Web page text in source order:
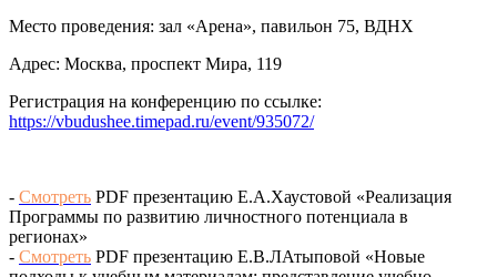
Место проведения: зал «Арена», павильон 75, ВДНХ
Адрес: Москва, проспект Мира, 119
Регистрация на конференцию по ссылке:
https://vbudushee.timepad.ru/event/935072/
- Смотреть PDF презентацию Е.А.Хаустовой «Реализация
Программы по развитию личностного потенциала в
регионах»
- Смотреть PDF презентацию Е.В.ЛАтыповой «Новые